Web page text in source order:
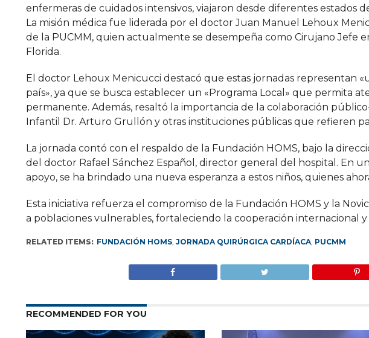
enfermeras de cuidados intensivos, viajaron desde diferentes estados
La misión médica fue liderada por el doctor Juan Manuel Lehoux
de la PUCMM, quien actualmente se desempeña como Cirujano Jefe
Florida.
El doctor Lehoux Menicucci destacó que estas jornadas representan
país», ya que se busca establecer un «Programa Local» que permita
permanente. Además, resaltó la importancia de la colaboración
Infantil Dr. Arturo Grullón y otras instituciones públicas que refieren
La jornada contó con el respaldo de la Fundación HOMS, bajo la
del doctor Rafael Sánchez Español, director general del hospital. En
apoyo, se ha brindado una nueva esperanza a estos niños, quienes
Esta iniciativa refuerza el compromiso de la Fundación HOMS y la
a poblaciones vulnerables, fortaleciendo la cooperación internacional
RELATED ITEMS: FUNDACIÓN HOMS, JORNADA QUIRÚRGICA CARDÍACA, PUCMM
RECOMMENDED FOR YOU